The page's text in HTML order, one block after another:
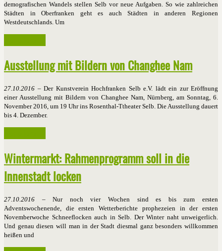
demografischen Wandels stellen Selb vor neue Aufgaben. So wie zahlreichen
Städten in Oberfranken geht es auch Städten in anderen Regionen
Westdeutschlands. Um
Ausstellung mit Bildern von Changhee Nam
27.10.2016 – Der Kunstverein Hochfranken Selb e.V. lädt ein zur Eröffnung
einer Ausstellung mit Bildern von Changhee Nam, Nürnberg, am Sonntag, 6.
November 2016, um 19 Uhr ins Rosenthal-Ttheater Selb. Die Ausstellung dauert
bis 4. Dezember.
Wintermarkt: Rahmenprogramm soll in die
Innenstadt locken
27.10.2016 – Nur noch vier Wochen sind es bis zum ersten
Adventswochenende, die ersten Wetterberichte prophezeien in der ersten
Novemberwoche Schneeflocken auch in Selb. Der Winter naht unweigerlich.
Und genau diesen will man in der Stadt diesmal ganz besonders willkommen
heißen und